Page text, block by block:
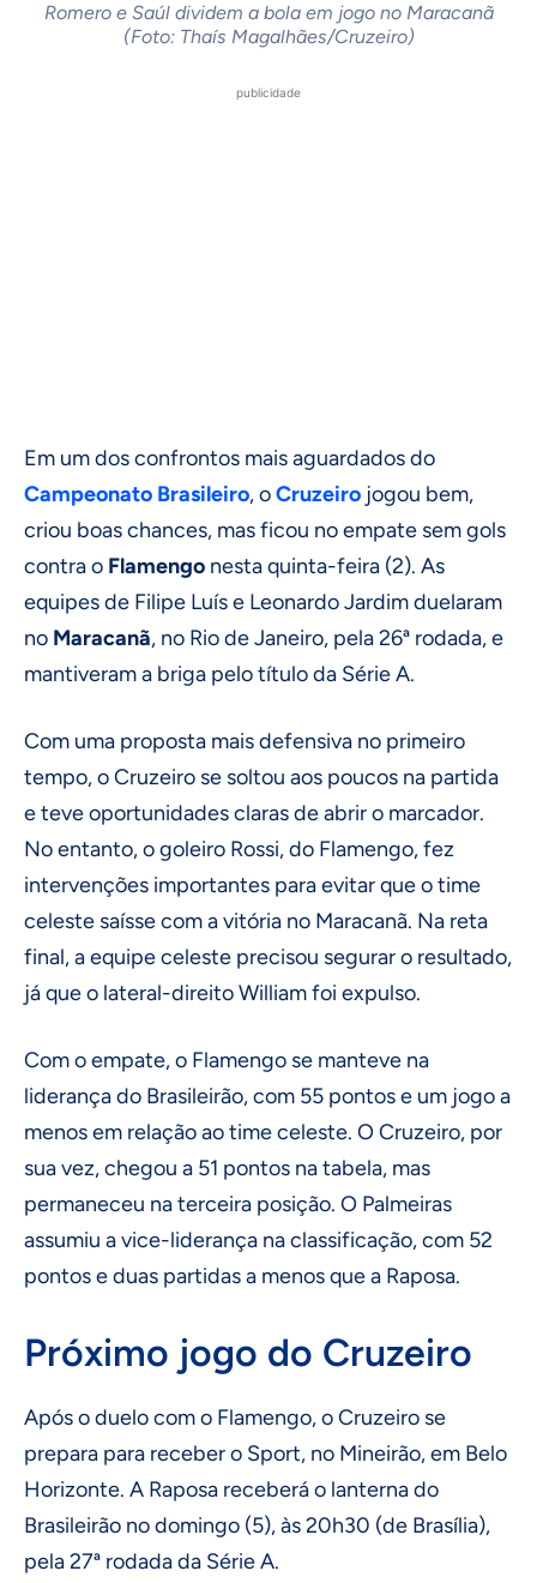
Romero e Saúl dividem a bola em jogo no Maracanã
(Foto: Thaís Magalhães/Cruzeiro)
publicidade
Em um dos confrontos mais aguardados do
Campeonato Brasileiro, oCruzeiro jogou bem,
criou boas chances, mas ficou no empate sem gols
contra o Flamengo nesta quinta-feira (2). As
equipes de Filipe Luís e Leonardo Jardim duelaram
no Maracanã, no Rio de Janeiro, pela 26ª rodada, e
mantiveram a briga pelo título da Série A.
Com uma proposta mais defensiva no primeiro
tempo, o Cruzeiro se soltou aos poucos na partida
e teve oportunidades claras de abrir o marcador.
No entanto, o goleiro Rossi, do Flamengo, fez
intervenções importantes para evitar que o time
celeste saísse com a vitória no Maracanã. Na reta
final, a equipe celeste precisou segurar o resultado,
já que o lateral-direito William foi expulso.
Com o empate, o Flamengo se manteve na
liderança do Brasileirão, com 55 pontos e um jogo a
menos em relação ao time celeste. O Cruzeiro, por
sua vez, chegou a 51 pontos na tabela, mas
permaneceu na terceira posição. O Palmeiras
assumiu a vice-liderança na classificação, com 52
pontos e duas partidas a menos que a Raposa.
Próximo jogo do Cruzeiro
Após o duelo com o Flamengo, o Cruzeiro se
prepara para receber o Sport, no Mineirão, em Belo
Horizonte. A Raposa receberá o lanterna do
Brasileirão no domingo (5), às 20h30 (de Brasília),
pela 27ª rodada da Série A.